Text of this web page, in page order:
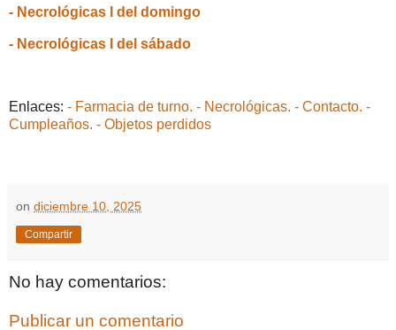
- Necrológicas I del domingo
- Necrológicas I del sábado
Enlaces: - Farmacia de turno. - Necrológicas. - Contacto. -
Cumpleaños. - Objetos perdidos
on diciembre 10, 2025
Compartir
No hay comentarios:
Publicar un comentario